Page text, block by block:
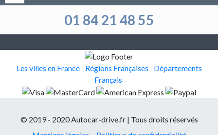
01 84 21 48 55
Les villes en France Régions Françaises
Départements
Français
© 2019 - 2020 Autocar-drive.fr | Tous droits réservés